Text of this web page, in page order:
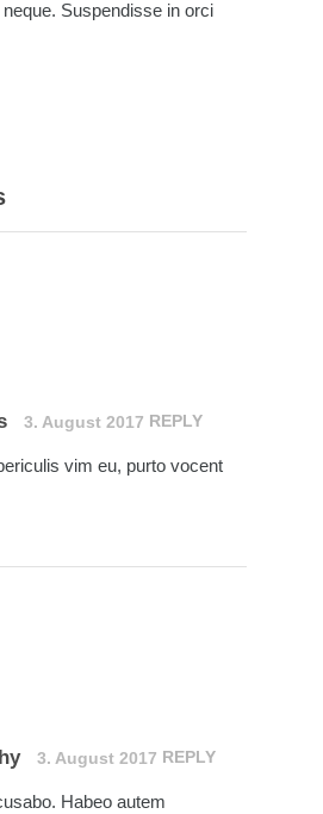
Suspendisse in orci
3. August 2017 REPLY
vim eu, purto vocent
3. August 2017 REPLY
Habeo autem